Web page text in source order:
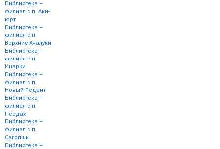
Библиотека –
филиал с.п. Аки-
юрт
Библиотека –
филиал с.п.
Верхние Ачалуки
Библиотека –
филиал с.п.
Инарки
Библиотека –
филиал с.п.
Новый-Редант
Библиотека –
филиал с.п.
Пседах
Библиотека –
филиал с.п.
Сагопши
Библиотека –